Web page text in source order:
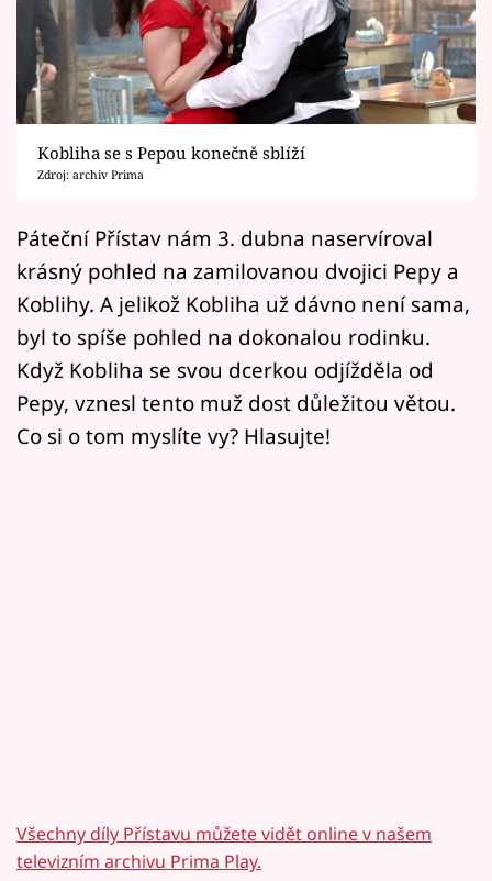
Horoskopy
Sledujte prima+
Filmový festival Karlovy Vary
Pořady
Mámy sobě
Přihlášení
Sledujte nás
Kobliha se s Pepou konečně sblíží
Zdroj: archiv Prima
Páteční Přístav nám 3. dubna naservíroval
krásný pohled na zamilovanou dvojici Pepy a
Koblihy. A jelikož Kobliha už dávno není sama,
byl to spíše pohled na dokonalou rodinku.
Když Kobliha se svou dcerkou odjížděla od
Pepy, vznesl tento muž dost důležitou větou.
Co si o tom myslíte vy? Hlasujte!
Všechny díly Přístavu můžete vidět online v našem
televizním archivu Prima Play.